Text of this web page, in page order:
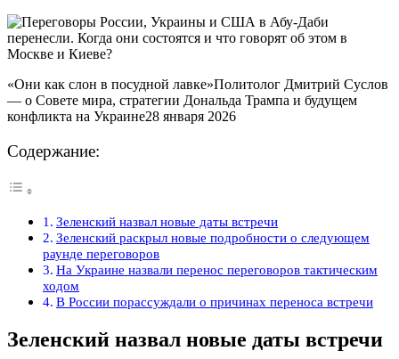
«Они как слон в посудной лавке»Политолог Дмитрий Суслов
— о Совете мира, стратегии Дональда Трампа и будущем
конфликта на Украине28 января 2026
Содержание:
Зеленский назвал новые даты встречи
Зеленский раскрыл новые подробности о следующем
раунде переговоров
На Украине назвали перенос переговоров тактическим
ходом
В России порассуждали о причинах переноса встречи
Зеленский назвал новые даты встречи